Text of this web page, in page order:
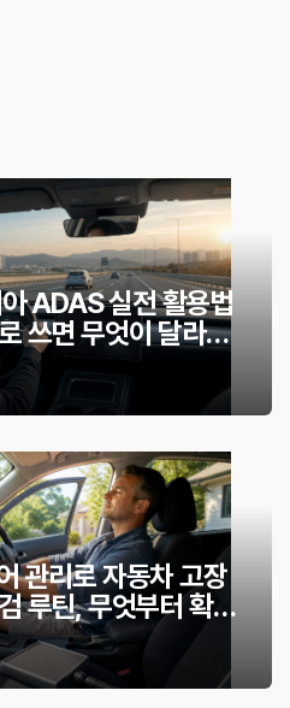
아 ADAS 실전 활용법
쓰면 무엇이 달라질
관리로 자동차 고장
루틴, 무엇부터 확인